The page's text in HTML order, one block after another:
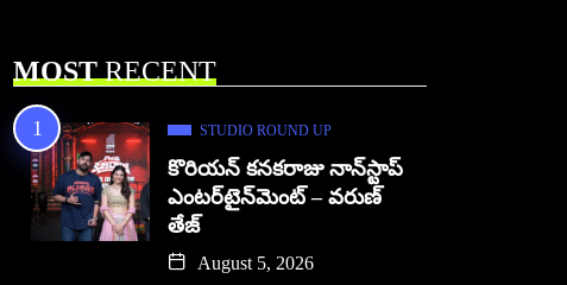
MOSTRECENT
STUDIO ROUND UP
కొరియన్ కనకరాజు నాన్‌స్టాప్
ఎంటర్‌టైన్‌మెంట్ – వరుణ్
తేజ్
August 5, 2026